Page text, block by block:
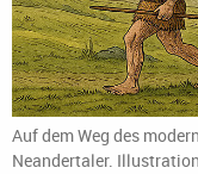
Auf dem Weg des
Neandertaler.